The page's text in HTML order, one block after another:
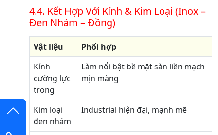
4.4. Kết Hợp Với Kính & Kim Loại (Inox –
Đen Nhám – Đồng)
Vật liệu
Phối hợp
Kính
cường lực
trong
Làm nổi bật bề mặt sàn liền mạch
mịn màng
Kim loại
đen nhám
Industrial hiện đại, mạnh mẽ